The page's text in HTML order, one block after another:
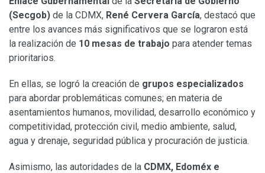
(Secgob) de la CDMX, René Cervera García, destacó que
entre los avances más significativos que se lograron está
la realización de 10 mesas de trabajo para atender temas
prioritarios.
En ellas, se logró la creación de grupos especializados
para abordar problemáticas comunes; en materia de
asentamientos humanos, movilidad, desarrollo económico y
competitividad, protección civil, medio ambiente, salud,
agua y drenaje, seguridad pública y procuración de justicia.
Asimismo, las autoridades de la CDMX, Edoméx e